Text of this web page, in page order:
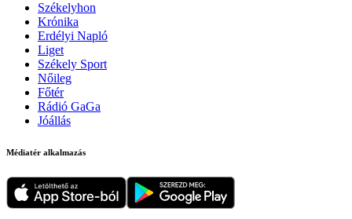
Székelyhon
Krónika
Erdélyi Napló
Liget
Székely Sport
Nőileg
Főtér
Rádió GaGa
Jóállás
Médiatér alkalmazás